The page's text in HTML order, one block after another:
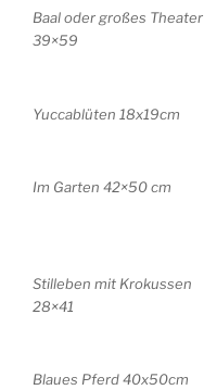
Baal oder großes Theater
39×59
Yuccablüten 18x19cm
Im Garten 42×50 cm
Stilleben mit Krokussen
28×41
Blaues Pferd 40x50cm